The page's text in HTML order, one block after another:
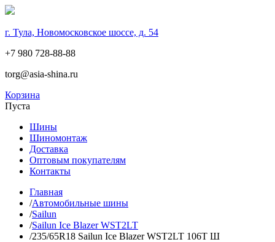
г. Тула, Новомосковское шоссе, д. 54
+7 980 728-88-88
torg@asia-shina.ru
Корзина
Пуста
Шины
Шиномонтаж
Доставка
Оптовым покупателям
Контакты
Главная
/Автомобильные шины
/Sailun
/Sailun Ice Blazer WST2LT
/235/65R18 Sailun Ice Blazer WST2LT 106T Ш